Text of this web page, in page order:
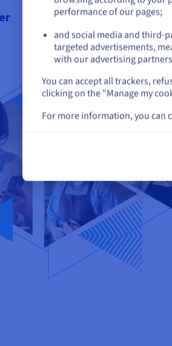
Docker
Blijf op de huidige
Selecteer een andere
performance of our pages;
and social media and third-
targeted advertisements,
with our advertising
You can accept all trackers,
clicking on the "Manage my
For more information, you can